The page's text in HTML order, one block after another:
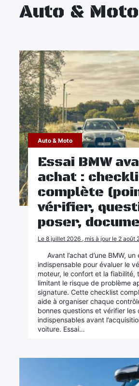
Auto & Moto
Auto & Moto
Essai BMW
achat :
complète
vérifier,
poser,
Le 8 juillet 2026 , mis à jour le 2 août
Avant l’achat d’une BMW, un
indispensable pour évaluer le
moteur, le confort et la fiabilité,
limitant le risque de problème
signature. Cette checklist
aide à organiser chaque
bonnes questions et vérifier les
indispensables avant
voiture. Essai…
Santé
Tourisme